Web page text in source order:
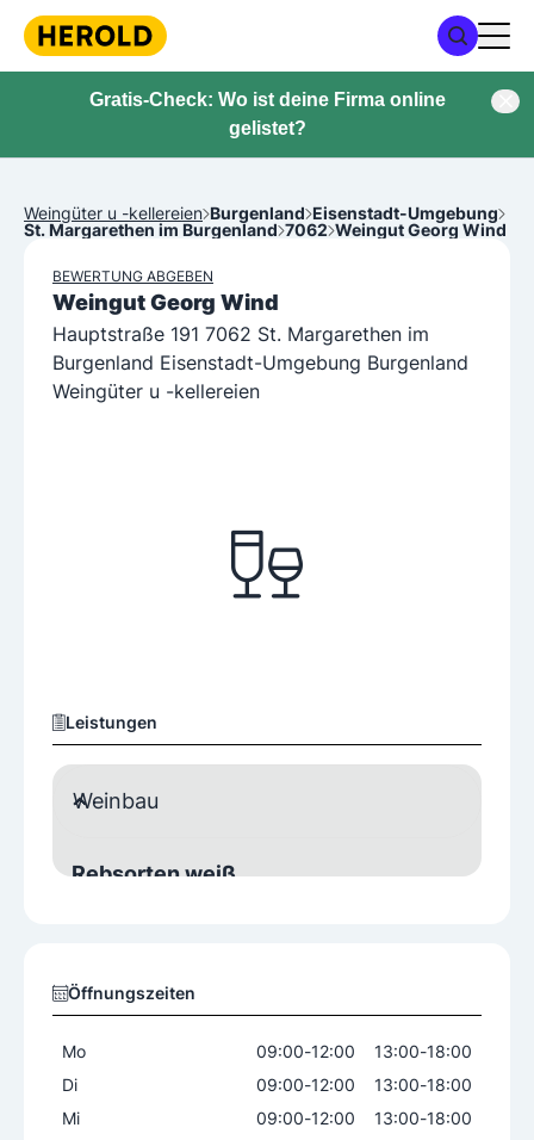
Gratis-Check: Wo ist deine Firma online
gelistet?
Weingüter u -kellereien Burgenland Eisenstadt-Umgebung
St. Margarethen im Burgenland 7062 Weingut Georg Wind
BEWERTUNG ABGEBEN
Weingut Georg Wind
Hauptstraße 191 7062 St. Margarethen im
Burgenland Eisenstadt-Umgebung Burgenland
Weingüter u -kellereien
Leistungen
Weinbau
Rebsorten weiß
Rebsorten rot
Weintyp
Öffnungszeiten
Mo 09:00-12:00 13:00-18:00
Di
09:00-12:00 13:00-18:00
Mi
09:00-12:00 13:00-18:00